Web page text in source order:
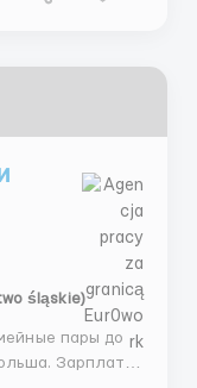
śląskie)
пары до